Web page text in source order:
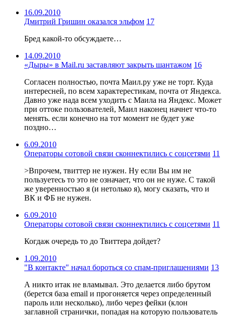
16.09.2010
Дмитрий Гришин оказался эльфом 17
Бред какой-то обсуждаете…
14.09.2010
«Дыры» в Mail.ru заставляют закрыть шантажом 16
Согласен полностью, почта Маил.ру уже не торт. Куда
интересней, по всем характерестикам, почта от Яндекса.
Давно уже нада всем уходить с Маила на Яндекс. Может
при оттоке пользователей, Маил наконец начнет что-то
менять. если конечно на тот момент не будет уже
поздно…
6.09.2010
Операторы сотовой связи сконнектились с соцсетями 11
>Впрочем, твиттер не нужен. Ну если Вы им не
пользуетесь то это не означает, что он не нуже. С такой
же уверенностью я (и нетолько я), могу сказать, что и
ВК и ФБ не нужен.
6.09.2010
Операторы сотовой связи сконнектились с соцсетями 11
Когдаж очередь то до Твиттера дойдет?
1.09.2010
"В контакте" начал бороться со спам-приглашениями 13
А никто итак не вламывал. Это делается либо брутом
(берется база email и прогоняется через определенный
пароль или несколько), либо через фейки (клон
заглавной странички, попадая на которую пользователь